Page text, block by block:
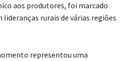
aos produtores, foi marcado
rurais de várias regiões
representou uma